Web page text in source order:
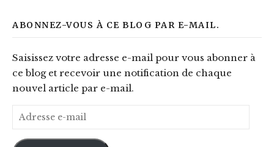
ABONNEZ-VOUS À CE BLOG PAR E-MAIL.
Saisissez votre adresse e-mail pour vous abonner à
ce blog et recevoir une notification de chaque
nouvel article par e-mail.
Adresse e-mail